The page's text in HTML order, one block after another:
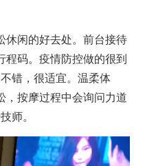
休闲的好去处。前台接待
程码。疫情防控做的很到
错，很适宜。温柔体
，按摩过程中会询问力道
师。